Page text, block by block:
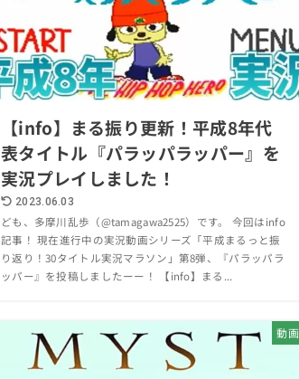
【info】まる振り更新！平成8年代
表タイトル『パラッパラッパー』を
実況プレイしました！
2023.06.03
ども、多摩川乱歩（@tamagawa2525）です。 今回はinfo
記事！ 現在進行中の実況動画シリーズ「平成まるっと振
り返り！30タイトル実況マラソン」第8弾、『パラッパラ
ッパー』を投稿しましたーー！ 【info】まる...
動画